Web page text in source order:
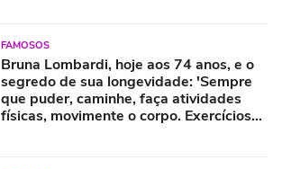
FAMOSOS
Bruna Lombardi, hoje aos 74 anos, e o
segredo de sua longevidade: 'Sempre
que puder, caminhe, faça atividades
físicas, movimente o corpo. Exercícios